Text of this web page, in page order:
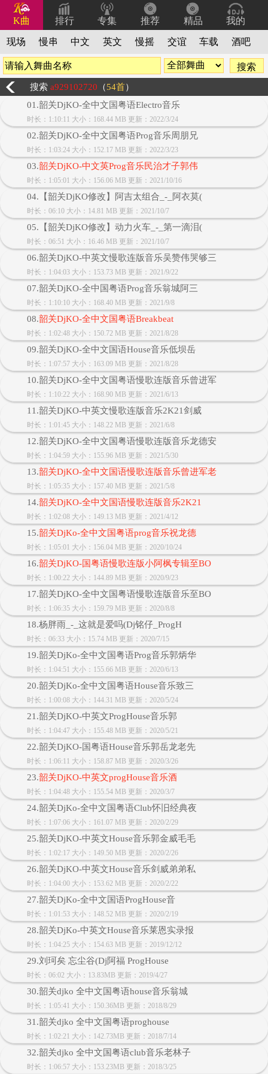
K曲 排行 专集 推荐 精品 我的
现场 慢串 中文 英文 慢摇 交谊 车载 酒吧
搜索 a929102720 （54首）
01.韶关DjKO-全中文国粤语Electro音乐
时长：1:10:11 大小：168.44 MB 更新：2022/3/24
02.韶关DjKO-全中文国粤语Prog音乐周朋兄
时长：1:03:24 大小：152.17 MB 更新：2022/3/23
03.韶关DjKO-中文英Prog音乐民治才子郭伟
时长：1:05:01 大小：156.06 MB 更新：2021/10/16
04.【韶关DjKO修改】阿吉太组合_-_阿衣莫(
时长：06:10 大小：14.81 MB 更新：2021/10/7
05.【韶关DjKO修改】动力火车_-_第一滴泪(
时长：06:51 大小：16.46 MB 更新：2021/10/7
06.韶关DjKO-中英文慢歌连版音乐吴赞伟哭够三
时长：1:04:03 大小：153.73 MB 更新：2021/9/22
07.韶关DjKO-全中国粤语Prog音乐翁城阿三
时长：1:10:10 大小：168.40 MB 更新：2021/9/8
08.韶关DjKO-全中文国粤语Breakbeat
时长：1:02:48 大小：150.72 MB 更新：2021/8/28
09.韶关DjKO-全中文国语House音乐低坝岳
时长：1:07:57 大小：163.09 MB 更新：2021/8/28
10.韶关DjKO-全中文国粤语慢歌连版音乐曾进军
时长：1:10:22 大小：168.90 MB 更新：2021/6/13
11.韶关DjKO-中英文慢歌连版音乐2K21剑威
时长：1:01:45 大小：148.22 MB 更新：2021/6/8
12.韶关DjKO-全中文国粤语慢歌连版音乐龙德安
时长：1:04:59 大小：155.96 MB 更新：2021/5/30
13.韶关DjKO-全中文国语慢歌连版音乐曾进军老
时长：1:05:35 大小：157.40 MB 更新：2021/5/8
14.韶关DjKO-全中文国语慢歌连版音乐2K21
时长：1:02:08 大小：149.13 MB 更新：2021/4/12
15.韶关DjKo-全中文国粤语prog音乐祝龙德
时长：1:05:01 大小：156.04 MB 更新：2020/10/24
16.韶关DjKO-国粤语慢歌连版小阿枫专辑至BO
时长：1:00:22 大小：144.89 MB 更新：2020/9/23
17.韶关DjKO-全中文国粤语慢歌连版音乐至BO
时长：1:06:35 大小：159.79 MB 更新：2020/8/8
18.杨胖雨_-_这就是爱吗(Dj铭仔_ProgH
时长：06:33 大小：15.74 MB 更新：2020/7/15
19.韶关DjKo-全中文国粤语Prog音乐郭炳华
时长：1:04:51 大小：155.66 MB 更新：2020/6/13
20.韶关DjKo-全中文国粤语House音乐致三
时长：1:00:08 大小：144.31 MB 更新：2020/5/24
21.韶关DjKO-中英文ProgHouse音乐郭
时长：1:04:47 大小：155.48 MB 更新：2020/5/21
22.韶关DjKO-国粤语House音乐郭岳龙老先
时长：1:06:11 大小：158.87 MB 更新：2020/3/26
23.韶关DjKO-中英文progHouse音乐酒
时长：1:04:48 大小：155.54 MB 更新：2020/3/7
24.韶关DjKo-全中文国粤语Club怀旧经典夜
时长：1:07:06 大小：161.07 MB 更新：2020/2/29
25.韶关DjKO-中英文House音乐郭金威毛毛
时长：1:02:17 大小：149.50 MB 更新：2020/2/26
26.韶关DjKO-中英文House音乐剑威弟弟私
时长：1:04:00 大小：153.62 MB 更新：2020/2/22
27.韶关DjKo-全中文国语ProgHouse音
时长：1:01:53 大小：148.52 MB 更新：2020/2/19
28.韶关DjKo-中英文House音乐莱恩实录报
时长：1:04:25 大小：154.63 MB 更新：2019/12/12
29.刘珂矣 忘尘谷(Dj阿福 ProgHouse
时长：06:02 大小：13.83MB 更新：2019/4/27
30.韶关djko 全中文国粤语house音乐翁城
时长：1:05:41 大小：150.36MB 更新：2018/8/29
31.韶关djko 全中文国粤语proghouse
时长：1:02:21 大小：142.73MB 更新：2018/7/14
32.韶关djko 全中文国粤语club音乐老林子
时长：1:06:57 大小：153.23MB 更新：2018/3/25